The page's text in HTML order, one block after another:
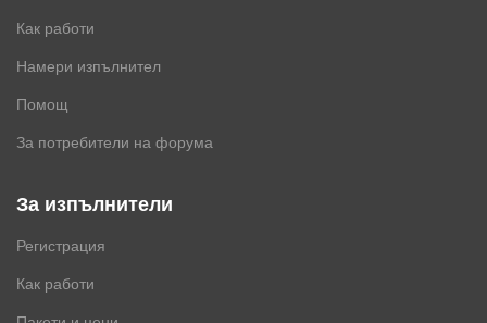
Как работи
Намери изпълнител
Помощ
За потребители на форума
За изпълнители
Регистрация
Как работи